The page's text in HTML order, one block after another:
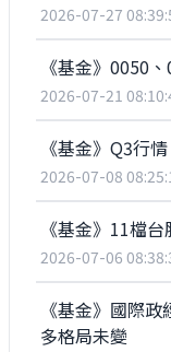
2026-07-27
《基金》0050
2026-07-21
《基金》Q3行
2026-07-08
《基金》11檔
2026-07-06
《基金》國際
多格局未變